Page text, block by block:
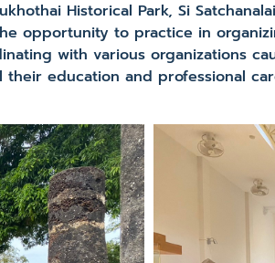
Historical Park, Si
opportunity to practice in
with various organizations
education and professional